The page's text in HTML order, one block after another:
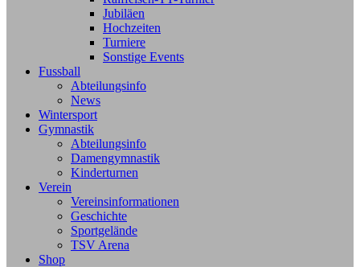
Jubiläen
Hochzeiten
Turniere
Sonstige Events
Fussball
Abteilungsinfo
News
Wintersport
Gymnastik
Abteilungsinfo
Damengymnastik
Kinderturnen
Verein
Vereinsinformationen
Geschichte
Sportgelände
TSV Arena
Shop